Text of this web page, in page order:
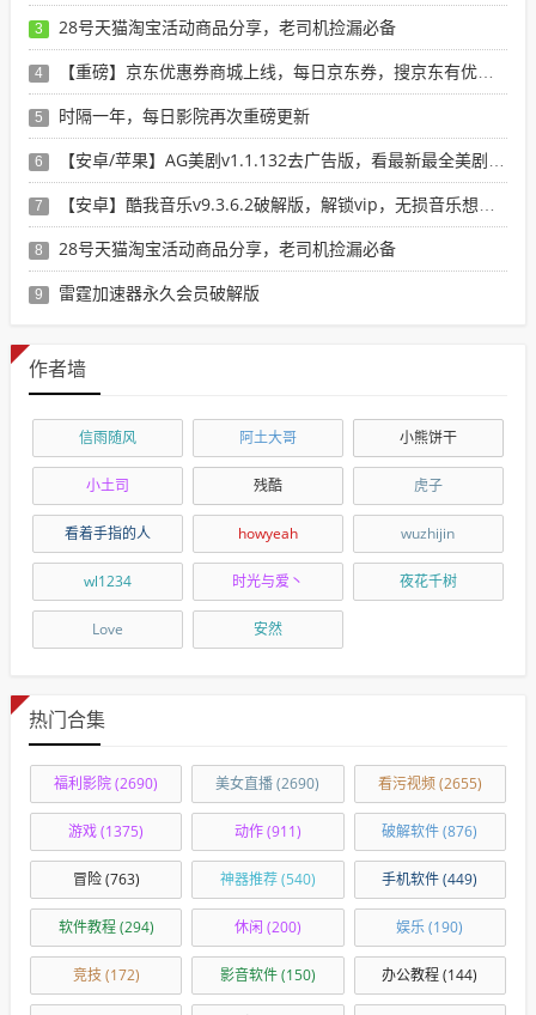
3 28号天猫淘宝活动商品分享，老司机捡漏必备
4 【重磅】京东优惠券商城上线，每日京东券，搜京东有优惠的商品
5 时隔一年，每日影院再次重磅更新
6 【安卓/苹果】AG美剧v1.1.132去广告版，看最新最全美剧选这个就行了！
7 【安卓】酷我音乐v9.3.6.2破解版，解锁vip，无损音乐想下就下！
8 28号天猫淘宝活动商品分享，老司机捡漏必备
9 雷霆加速器永久会员破解版
作者墙
信雨随风 阿土大哥 小熊饼干
小土司 残酷 虎子
看着手指的人 howyeah wuzhijin
wl1234 时光与爱丶 夜花千树
Love 安然
热门合集
福利影院(2690) 美女直播(2690) 看污视频(2655)
游戏(1375) 动作(911) 破解软件(876)
冒险(763) 神器推荐(540) 手机软件(449)
软件教程(294) 休闲 (200) 娱乐(190)
竞技 (172) 影音软件(150) 办公教程(144)